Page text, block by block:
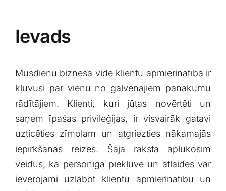
Ievads
Mūsdienu biznesa vidē klientu apmierinātība ir
kļuvusi par vienu⁢ no galvenajiem panākumu⁤
rādītājiem. Klienti, kuri jūtas novērtēti ⁢un‌
saņem īpašas privileģijas,⁣ ir visvairāk gatavi
uzticēties zīmolam un atgriezties nākamajās
iepirkšanās reizēs.‌ Šajā rakstā aplūkosim‌
veidus, kā‍ personīgā‍ piekļuve⁢ un ⁢atlaides var
ievērojami uzlabot klientu ⁣apmierinātību un